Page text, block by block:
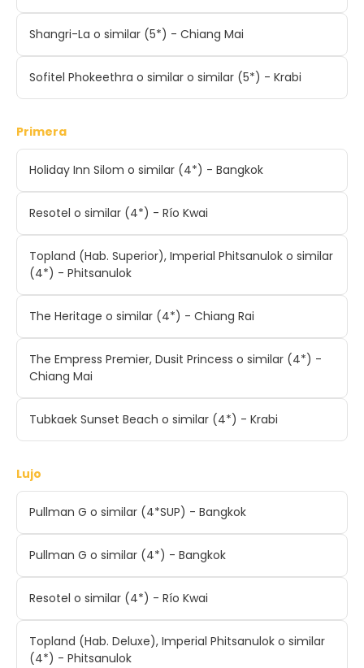
Shangri-La o similar (5*) - Chiang Mai
Sofitel Phokeethra o similar o similar (5*) - Krabi
Primera
Holiday Inn Silom o similar (4*) - Bangkok
Resotel o similar (4*) - Río Kwai
Topland (Hab. Superior), Imperial Phitsanulok o similar
(4*) - Phitsanulok
The Heritage o similar (4*) - Chiang Rai
The Empress Premier, Dusit Princess o similar (4*) -
Chiang Mai
Tubkaek Sunset Beach o similar (4*) - Krabi
Lujo
Pullman G o similar (4*SUP) - Bangkok
Pullman G o similar (4*) - Bangkok
Resotel o similar (4*) - Río Kwai
Topland (Hab. Deluxe), Imperial Phitsanulok o similar
(4*) - Phitsanulok